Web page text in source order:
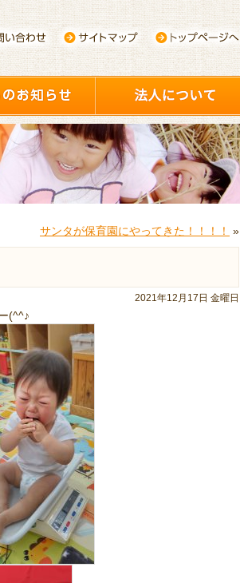
サンタが保育園にやってきた！！！！ »
2021年12月17日 金曜日
(^^♪